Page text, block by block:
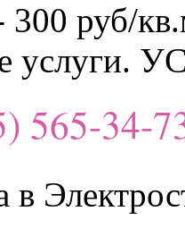
руб/
услуги.
565-34-
в